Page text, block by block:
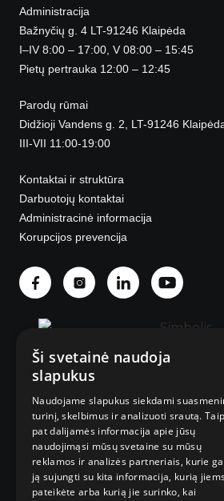
Administracija
Bažnyčių g. 4 LT-91246 Klaipėda
I–IV 8:00 – 17:00, V 08:00 – 15:45
Pietų pertrauka 12:00 – 12:45
Parodų rūmai
Didžioji Vandens g. 2, LT-91246
III-VII 11:00-19:00
Kontaktai ir struktūra
Darbuotojų kontaktai
Administracinė informacija
Korupcijos prevencija
© 2025 Visos teisės saugomos.
Ši svetainė naudoja
slapukus
Naudojame slapukus siekdami
turinį, skelbimus ir analizuoti srautą. Taip
pat dalijamės informacija apie jūsų
naudojimąsi mūsų svetaine su mūsų
reklamos ir analizės partneriais, kurie
ją sujungti su kita informacija, kurią
pateikėte arba kurią jie surinko, kai